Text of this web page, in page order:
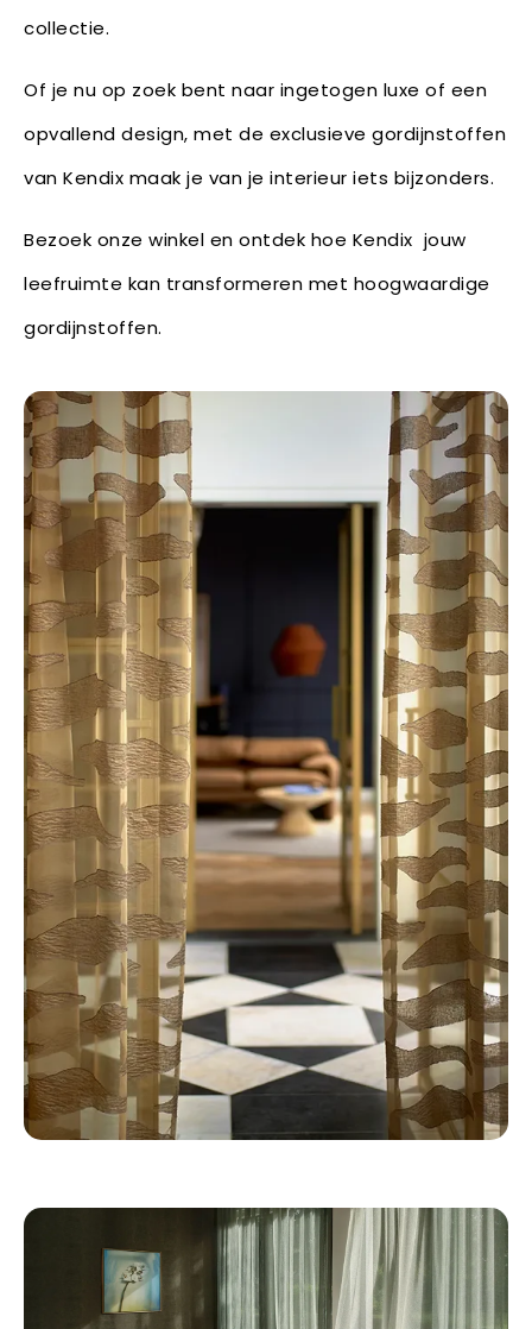
collectie.
Of je nu op zoek bent naar ingetogen luxe of een
opvallend design, met de exclusieve gordijnstoffen
van Kendix maak je van je interieur iets bijzonders.
Bezoek onze winkel en ontdek hoe Kendix jouw
leefruimte kan transformeren met hoogwaardige
gordijnstoffen.